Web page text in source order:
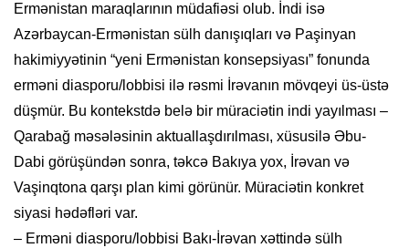
Ermənistan maraqlarının müdafiəsi olub. İndi isə
Azərbaycan-Ermənistan sülh danışıqları və Paşinyan
hakimiyyətinin “yeni Ermənistan konsepsiyası” fonunda
erməni diasporu/lobbisi ilə rəsmi İrəvanın mövqeyi üs-üstə
düşmür. Bu kontekstdə belə bir müraciətin indi yayılması –
Qarabağ məsələsinin aktuallaşdırılması, xüsusilə Əbu-
Dabi görüşündən sonra, təkcə Bakıya yox, İrəvan və
Vaşinqtona qarşı plan kimi görünür. Müraciətin konkret
siyasi hədəfləri var.
– Erməni diasporu/lobbisi Bakı-İrəvan xəttində sülh